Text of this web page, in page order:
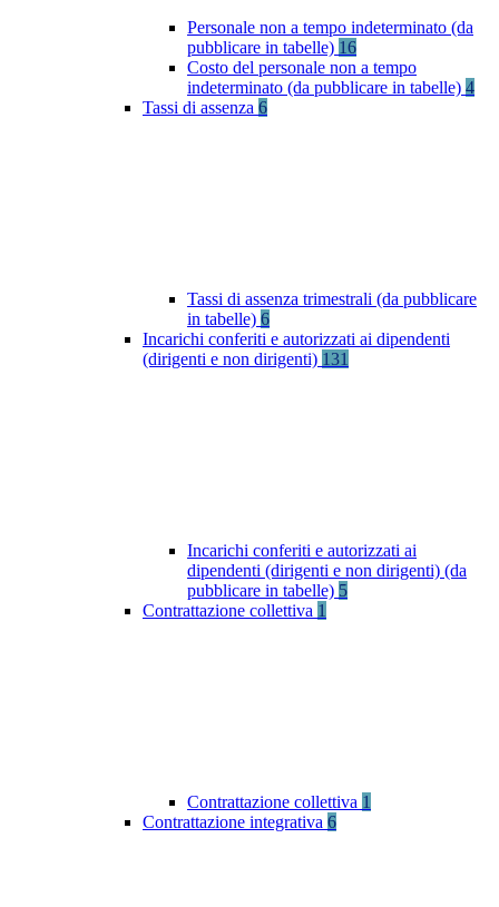
Personale non a tempo indeterminato (da
pubblicare in tabelle) 16
Costo del personale non a tempo
indeterminato (da pubblicare in tabelle) 4
Tassi di assenza 6
Tassi di assenza trimestrali (da pubblicare
in tabelle) 6
Incarichi conferiti e autorizzati ai dipendenti
(dirigenti e non dirigenti) 131
Incarichi conferiti e autorizzati ai
dipendenti (dirigenti e non dirigenti) (da
pubblicare in tabelle) 5
Contrattazione collettiva 1
Contrattazione collettiva 1
Contrattazione integrativa 6